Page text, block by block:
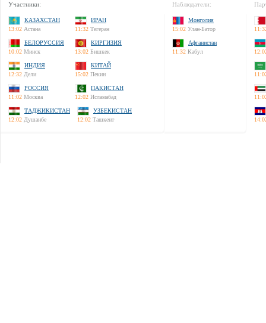
Участники:
КАЗАХСТАН
13:02 Астана
ИРАН
11:32 Тегеран
БЕЛОРУССИЯ
10:02 Минск
КИРГИЗИЯ
13:02 Бишкек
ИНДИЯ
12:32 Дели
КИТАЙ
15:02 Пекин
РОССИЯ
11:02 Москва
ПАКИСТАН
12:02 Исламабад
ТАДЖИКИСТАН
12:02 Душанбе
УЗБЕКИСТАН
12:02 Ташкент
Наблюдатели:
Монголия
15:02 Улан-Батор
Афганистан
11:32 Кабул